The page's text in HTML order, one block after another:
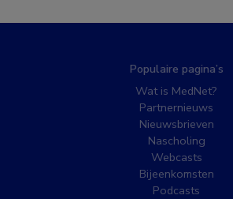
Populaire pagina’s
Wat is MedNet?
Partnernieuws
Nieuwsbrieven
Nascholing
Webcasts
Bijeenkomsten
Podcasts